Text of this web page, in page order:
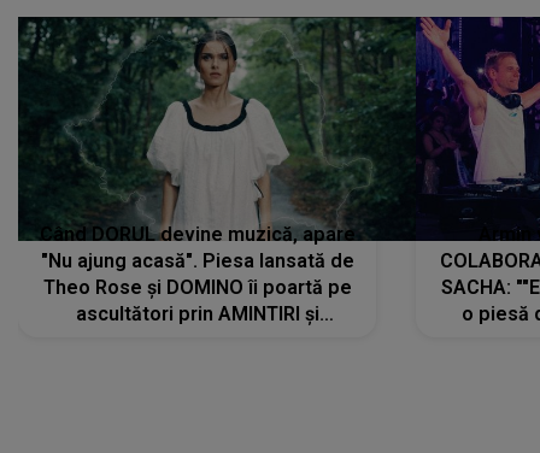
Când DORUL devine muzică, apare
"Nu ajung acasă". Piesa lansată de
Theo Rose și DOMINO îi poartă pe
ascultători prin AMINTIRI și
SACHA:
o piesă